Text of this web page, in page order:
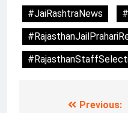
#JaiRashtraNews
Previous: